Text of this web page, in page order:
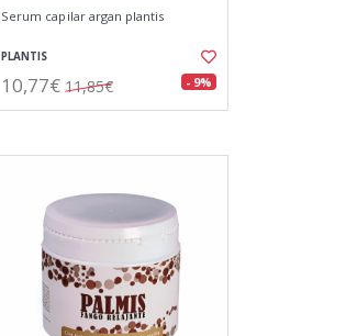
Serum capilar argan plantis
PLANTIS
10,77€ 11,85€ - 9%